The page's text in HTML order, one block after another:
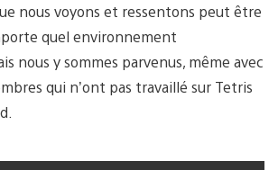
nous voyons et ressentons peut être
quel environnement
nous y sommes parvenus, même avec
qui n’ont pas travaillé sur Tetris